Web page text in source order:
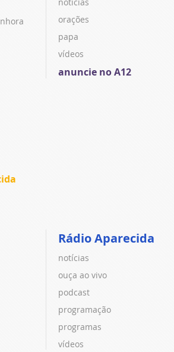
orações
papa
vídeos
anuncie no A12
Rádio Aparecida
notícias
ouça ao vivo
podcast
programação
programas
vídeos